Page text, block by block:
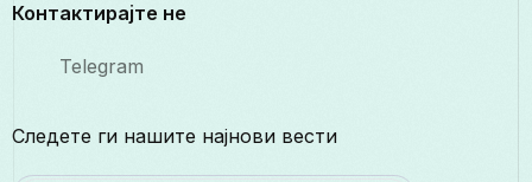
Контактирајте не
Telegram
Следете ги нашите најнови вести